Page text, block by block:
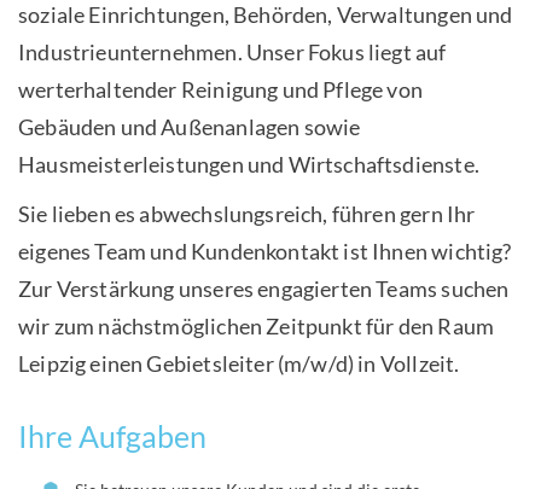
soziale Einrichtungen, Behörden, Verwaltungen und
Industrieunternehmen. Unser Fokus liegt auf
werterhaltender Reinigung und Pflege von
Gebäuden und Außenanlagen sowie
Hausmeisterleistungen und Wirtschaftsdienste.
Sie lieben es abwechslungsreich, führen gern Ihr
eigenes Team und Kundenkontakt ist Ihnen wichtig?
Zur Verstärkung unseres engagierten Teams suchen
wir zum nächstmöglichen Zeitpunkt für den Raum
Leipzig einen Gebietsleiter (m/w/d) in Vollzeit.
Ihre Aufgaben